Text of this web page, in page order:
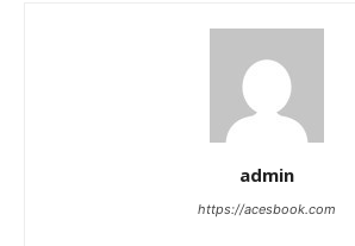
admin
https://acesbook.com